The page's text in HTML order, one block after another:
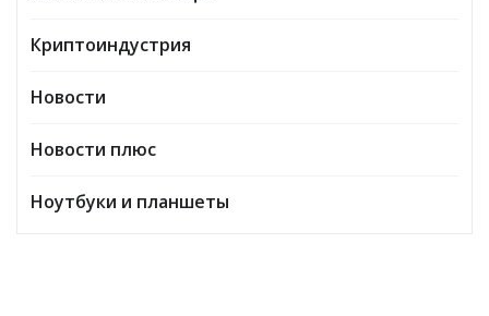
Криптоиндустрия
Новости
Новости плюс
Ноутбуки и планшеты